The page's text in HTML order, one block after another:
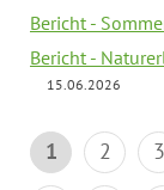
Bericht -
Bericht -
15.06.2026
1 2 3